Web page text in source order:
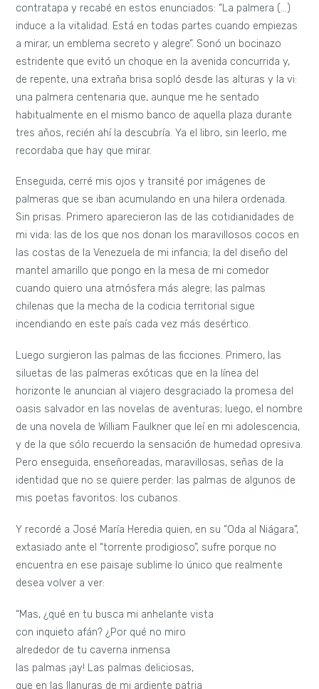
contratapa y recabé en estos enunciados: “La palmera (…)
induce a la vitalidad. Está en todas partes cuando empiezas
a mirar, un emblema secreto y alegre”. Sonó un bocinazo
estridente que evitó un choque en la avenida concurrida y,
de repente, una extraña brisa sopló desde las alturas y la vi:
una palmera centenaria que, aunque me he sentado
habitualmente en el mismo banco de aquella plaza durante
tres años, recién ahí la descubría. Ya el libro, sin leerlo, me
recordaba que hay que mirar.
Enseguida, cerré mis ojos y transité por imágenes de
palmeras que se iban acumulando en una hilera ordenada.
Sin prisas. Primero aparecieron las de las cotidianidades de
mi vida: las de los que nos donan los maravillosos cocos en
las costas de la Venezuela de mi infancia; la del diseño del
mantel amarillo que pongo en la mesa de mi comedor
cuando quiero una atmósfera más alegre; las palmas
chilenas que la mecha de la codicia territorial sigue
incendiando en este país cada vez más desértico.
Luego surgieron las palmas de las ficciones. Primero, las
siluetas de las palmeras exóticas que en la línea del
horizonte le anuncian al viajero desgraciado la promesa del
oasis salvador en las novelas de aventuras; luego, el nombre
de una novela de William Faulkner que leí en mi adolescencia,
y de la que sólo recuerdo la sensación de humedad opresiva.
Pero enseguida, enseñoreadas, maravillosas, señas de la
identidad que no se quiere perder: las palmas de algunos de
mis poetas favoritos: los cubanos.
Y recordé a José María Heredia quien, en su “Oda al Niágara”,
extasiado ante el “torrente prodigioso”, sufre porque no
encuentra en ese paisaje sublime lo único que realmente
desea volver a ver:
“Mas, ¿qué en tu busca mi anhelante vista
con inquieto afán? ¿Por qué no miro
alrededor de tu caverna inmensa
las palmas ¡ay! Las palmas deliciosas,
que en las llanuras de mi ardiente patria